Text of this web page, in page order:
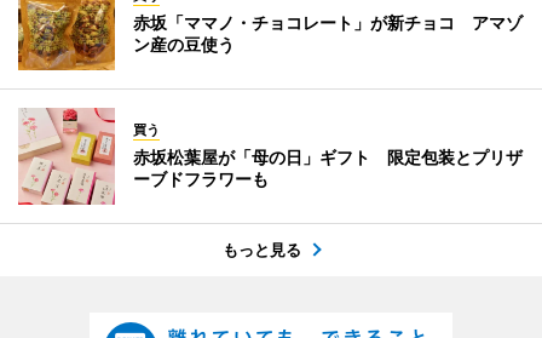
赤坂「ママノ・チョコレート」が新チョコ アマゾ
ン産の豆使う
買う
赤坂松葉屋が「母の日」ギフト 限定包装とプリザ
ーブドフラワーも
もっと見る